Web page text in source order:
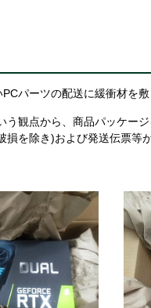
パーツの配送に緩衝材を
観点から、商品パッケ
を除き)および発送伝票